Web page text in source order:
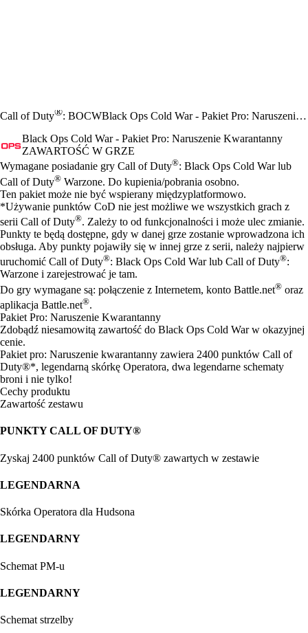
Call of Duty®: BOCW
Black Ops Cold War - Pakiet Pro: Naruszenie Kwarantanny
Black Ops Cold War - Pakiet Pro: Naruszenie Kwarantanny
ZAWARTOŚĆ W GRZE
Cena
Available actions
Wymagane posiadanie gry Call of Duty®: Black Ops Cold War lub
Call of Duty® Warzone. Do kupienia/pobrania osobno.
Ten pakiet może nie być wspierany międzyplatformowo.
*Używanie punktów CoD nie jest możliwe we wszystkich grach z
serii Call of Duty®. Zależy to od funkcjonalności i może ulec zmianie.
Punkty te będą dostępne, gdy w danej grze zostanie wprowadzona ich
obsługa. Aby punkty pojawiły się w innej grze z serii, należy najpierw
uruchomić Call of Duty®: Black Ops Cold War lub Call of Duty®:
Warzone i zarejestrować je tam.
Do gry wymagane są: połączenie z Internetem, konto Battle.net® oraz
aplikacja Battle.net®.
Pakiet Pro: Naruszenie Kwarantanny
Zdobądź niesamowitą zawartość do Black Ops Cold War w okazyjnej
cenie.
Pakiet pro: Naruszenie kwarantanny zawiera 2400 punktów Call of
Duty®*, legendarną skórkę Operatora, dwa legendarne schematy
broni i nie tylko!
Cechy produktu
Zawartość zestawu
PUNKTY CALL OF DUTY®
Zyskaj 2400 punktów Call of Duty® zawartych w zestawie
LEGENDARNA
Skórka Operatora dla Hudsona
LEGENDARNY
Schemat PM-u
LEGENDARNY
Schemat strzelby